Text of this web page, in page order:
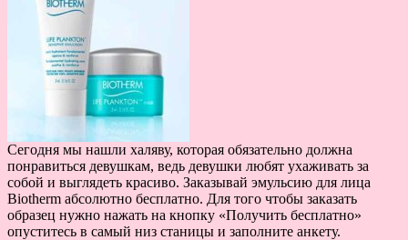
Сегодня мы нашли халяву, которая обязательно должна
понравиться девушкам, ведь девушки любят ухаживать за
собой и выглядеть красиво. Заказывай эмульсию для лица
Biotherm абсолютно бесплатно. Для того чтобы заказать
образец нужно нажать на кнопку «Получить бесплатно»
опуститесь в самый низ станицы и заполните анкету.